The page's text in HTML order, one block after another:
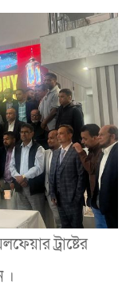
ট্রাষ্টের
।